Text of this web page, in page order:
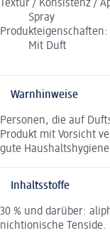
Textur / Konsistenz /
Spray
Produkteigenschaften:
Mit Duft
Warnhinweise
Personen, die auf
Produkt mit Vorsicht
gute
Inhaltsstoffe
30 % und darüber:
nichtionische